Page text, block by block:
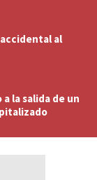
al
la salida de un